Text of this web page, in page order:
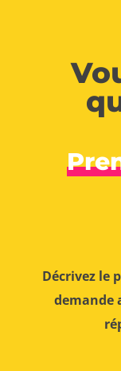
Décrivez le
demande